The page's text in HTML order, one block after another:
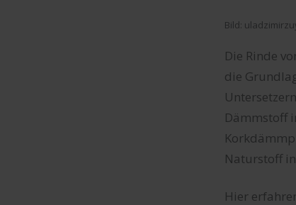
Bild:
Die Rinde
die
Dämmstoff
Naturstoff
Hier